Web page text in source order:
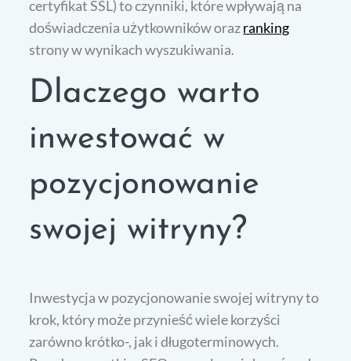
certyfikat SSL) to czynniki, które wpływają na
doświadczenia użytkowników orazranking
strony w wynikach wyszukiwania.
Dlaczego warto
inwestować w
pozycjonowanie
swojej witryny?
Inwestycja w pozycjonowanie swojej witryny to
krok, który może przynieść wiele korzyści
zarówno krótko-, jak i długoterminowych.